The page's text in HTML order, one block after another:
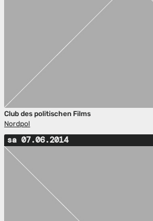
Club des politischen Films
Nordpol
sa 07.06.2014